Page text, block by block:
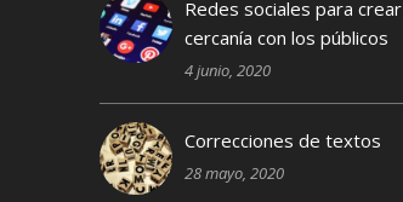
Redes sociales para crear
cercanía con los públicos
4 junio, 2020
Correcciones de textos
28 mayo, 2020